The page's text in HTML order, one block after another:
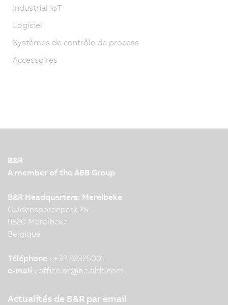
Industrial IoT
Logiciel
Systèmes de contrôle de process
Accessoires
B&R
A member of the ABB Group
B&R Headquarters: Merelbeke
Guldensporenpark 28
9820 Merelbeke
Belgique
Téléphone : +32 92325001
e-mail : office.br@be.abb.com
Actualités de B&R par email